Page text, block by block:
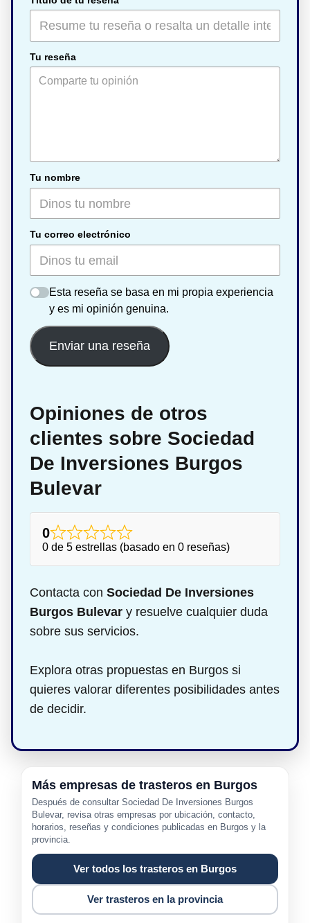
Tu reseña
Tu nombre
Tu correo electrónico
Esta reseña se basa en mi propia experiencia
y es mi opinión genuina.
Enviar una reseña
Opiniones de otros
clientes sobre Sociedad
De Inversiones Burgos
Bulevar
0
0 de 5 estrellas (basado en 0 reseñas)
Contacta con Sociedad De Inversiones
Burgos Bulevar y resuelve cualquier duda
sobre sus servicios.
Explora otras propuestas en Burgos si
quieres valorar diferentes posibilidades antes
de decidir.
Más empresas de trasteros en Burgos
Después de consultar Sociedad De Inversiones Burgos
Bulevar, revisa otras empresas por ubicación, contacto,
horarios, reseñas y condiciones publicadas en Burgos y la
provincia.
Ver todos los trasteros en Burgos
Ver trasteros en la provincia